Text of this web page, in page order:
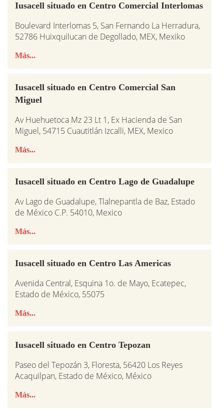
Iusacell situado en Centro Comercial Interlomas
Boulevard Interlomas 5, San Fernando La Herradura,
52786 Huixquilucan de Degollado, MEX, Mexiko
Más...
Iusacell situado en Centro Comercial San
Miguel
Av Huehuetoca Mz 23 Lt 1, Ex Hacienda de San
Miguel, 54715 Cuautitlán Izcalli, MEX, Mexico
Más...
Iusacell situado en Centro Lago de Guadalupe
Av Lago de Guadalupe, Tlalnepantla de Baz, Estado
de México C.P. 54010, Mexico
Más...
Iusacell situado en Centro Las Americas
Avenida Central, Esquina 1o. de Mayo, Ecatepec,
Estado de México, 55075
Más...
Iusacell situado en Centro Tepozan
Paseo del Tepozán 3, Floresta, 56420 Los Reyes
Acaquilpan, Estado de México, México
Más...